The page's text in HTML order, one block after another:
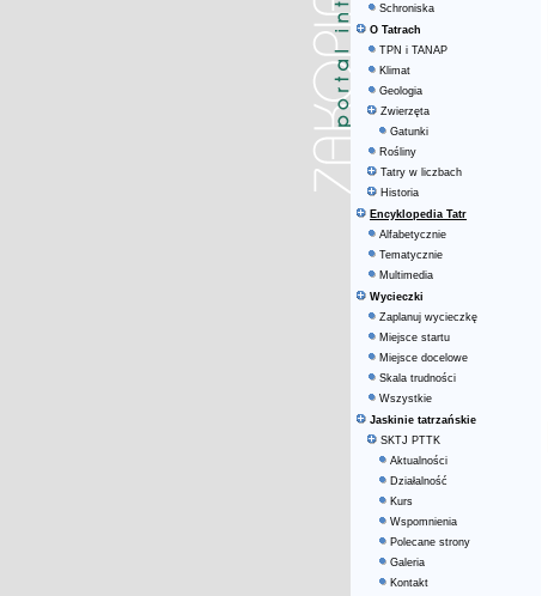
Schroniska
O Tatrach
TPN i TANAP
Klimat
Geologia
Zwierzęta
Gatunki
Rośliny
Tatry w liczbach
Historia
Encyklopedia Tatr
Alfabetycznie
Tematycznie
Multimedia
Wycieczki
Zaplanuj wycieczkę
Miejsce startu
Miejsce docelowe
Skala trudności
Wszystkie
Jaskinie tatrzańskie
SKTJ PTTK
Aktualności
Działalność
Kurs
Wspomnienia
Polecane strony
Galeria
Kontakt